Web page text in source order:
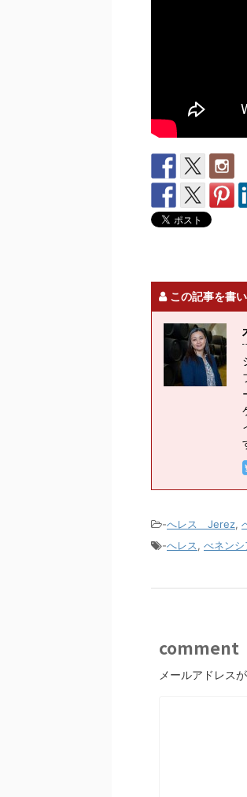
この記事を書
-へレス Jerez,
-へレス, べネン
comment
メールアドレス